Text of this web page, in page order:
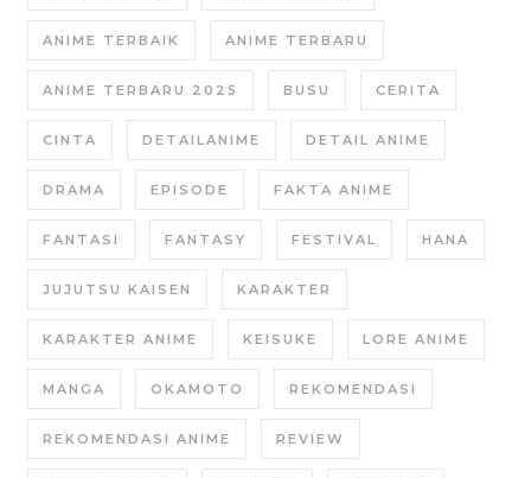
ANIME TERBAIK ANIME TERBARU
ANIME TERBARU 2025 BUSU CERITA
CINTA DETAILANIME DETAIL ANIME
DRAMA EPISODE FAKTA ANIME
FANTASI FANTASY FESTIVAL HANA
JUJUTSU KAISEN KARAKTER
KARAKTER ANIME KEISUKE LORE ANIME
MANGA OKAMOTO REKOMENDASI
REKOMENDASI ANIME REVIEW